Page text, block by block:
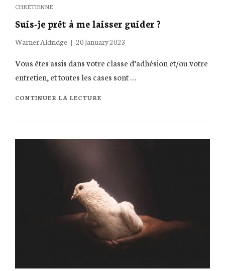
CHRÉTIENNE
Suis-je prêt à me laisser guider ?
Warner Aldridge
Posted
20 January 2023
Vous êtes assis dans votre classe d’adhésion et/ou votre
entretien, et toutes les cases sont …
CONTINUER LA LECTURE